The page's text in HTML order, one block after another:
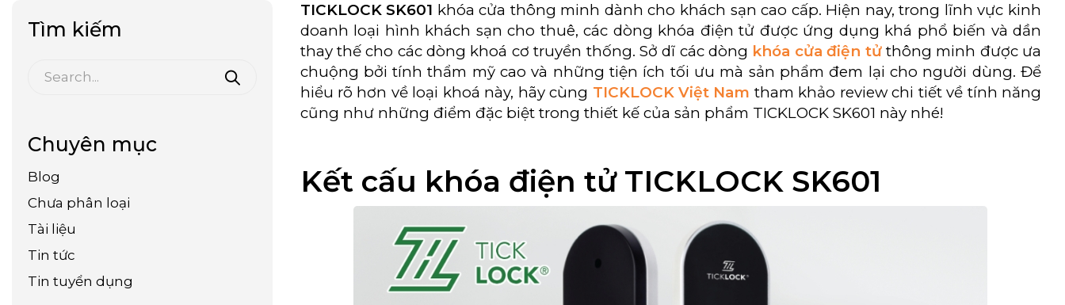
Tìm kiếm
Chuyên mục
Blog
Chưa phân loại
Tài liệu
Tin tức
Tin tuyển dụng
TICKLOCK SK601 khóa cửa thông minh dành cho khách sạn cao cấp. Hiện nay, trong lĩnh vực kinh
doanh loại hình khách sạn cho thuê, các dòng khóa điện tử được ứng dụng khá phổ biến và dần
thay thế cho các dòng khoá cơ truyền thống. Sở dĩ các dòng khóa cửa điện tửthông minh được ưa
chuộng bởi tính thẩm mỹ cao và những tiện ích tối ưu mà sản phẩm đem lại cho người dùng. Để
hiểu rõ hơn về loại khoá này, hãy cùng TICKLOCK Việt Nam tham khảo review chi tiết về tính năng
cũng như những điểm đặc biệt trong thiết kế của sản phẩm TICKLOCK SK601 này nhé!
Kết cấu khóa điện tử TICKLOCK SK601